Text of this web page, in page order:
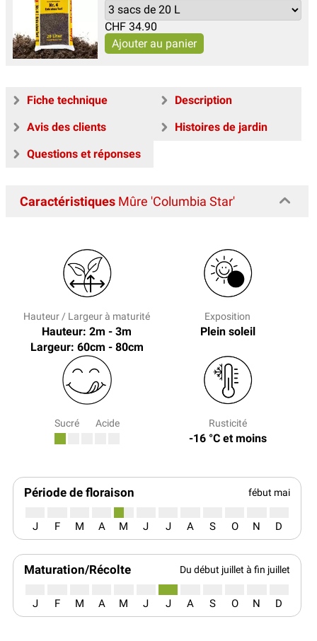
CHF 34.90
Fiche technique
Description
Avis des clients
Histoires de jardin
Questions et réponses
Caractéristiques Mûre 'Columbia Star'
Hauteur / Largeur à maturité
Hauteur: 2m - 3m
Largeur: 60cm - 80cm
Exposition
Plein soleil
Sucré Acide Rusticité
-16 °C et moins
Période de floraison fébut mai
J F M A M J J A S O N D
Maturation/Récolte Du début juillet à fin juillet
J F M A M J J A S O N D